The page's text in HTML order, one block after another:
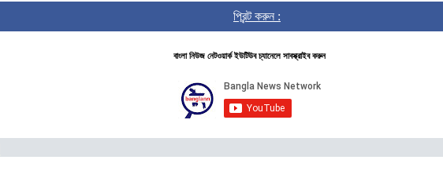
প্রিন্ট করুন :
বাংলা নিউজ নেটওয়ার্ক ইউটিউব চ্যানেলে সাবস্ক্রাইব করুন